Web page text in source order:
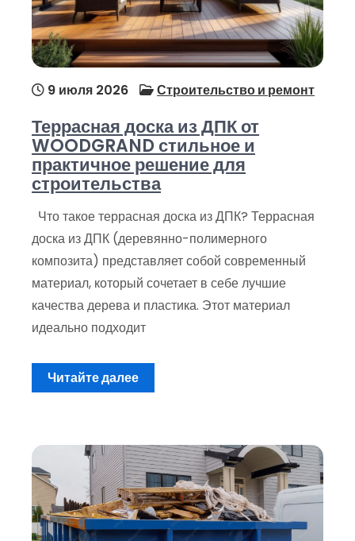
9 июля 2026 Строительство и ремонт
Террасная доска из ДПК от
WOODGRAND стильное и
практичное решение для
строительства
Что такое террасная доска из ДПК? Террасная
доска из ДПК (деревянно-полимерного
композита) представляет собой современный
материал, который сочетает в себе лучшие
качества дерева и пластика. Этот материал
идеально подходит
Читайте далее